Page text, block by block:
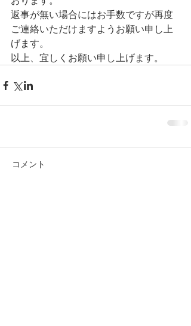
返事が無い場合にはお手数ですが再度
ご連絡いただけますようお願い申し上
げます。
以上、宜しくお願い申し上げます。
コメント